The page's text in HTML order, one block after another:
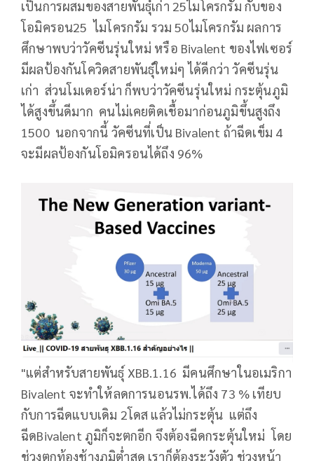
เป็นการผสมของสายพันธุ์เก่า 25ไมโครกรัม กับของ
โอมิครอน25 ไมโครกรัม รวม 50ไมโครกรัม ผลการ
ศึกษาพบว่าวัคซีนรุ่นใหม่ หรือ Bivalent ของไฟเซอร์
มีผลป้องกันโควิดสายพันธุ์ใหม่ๆ ได้ดีกว่า วัคซีนรุ่น
เก่า ส่วนโมเดอร์น่า ก็พบว่าวัคซีนรุ่นใหม่ กระตุ้นภูมิ
ได้สูงขึ้นดีมาก คนไม่เคยติดเชื้อมาก่อนภูมิขึ้นสูงถึง
1500 นอกจากนี้ วัคซีนที่เป็น Bivalent ถ้าฉีดเข็ม 4
จะมีผลป้องกันโอมิครอนได้ถึง 96%
"แต่สำหรับสายพันธุ์ XBB.1.16 มีคนศึกษาในอเมริกา
Bivalent จะทำให้ลดการนอนรพ.ได้ถึง 73 % เทียบ
กับการฉีดแบบเดิม 2โดส แล้วไม่กระตุ้น แต่ถึง
ฉีดBivalent ภูมิก็จะตกอีก จึงต้องฉีดกระตุ้นใหม่ โดย
ช่วงตกท้องช้างภูมิต่ำสุด เราก็ต้องระวังตัว ช่วงหน้า